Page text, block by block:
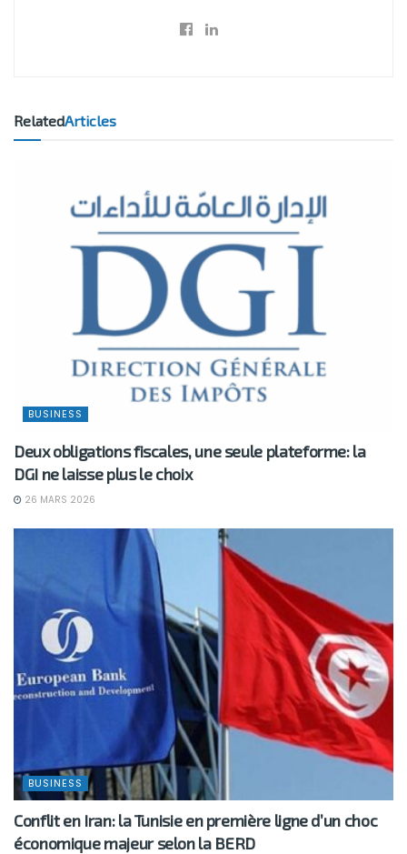
RelatedArticles
BUSINESS
Deux obligations fiscales, une seule plateforme: la
DGI ne laisse plus le choix
26 MARS 2026
BUSINESS
Conflit en Iran: la Tunisie en première ligne d’un choc
économique majeur selon la BERD